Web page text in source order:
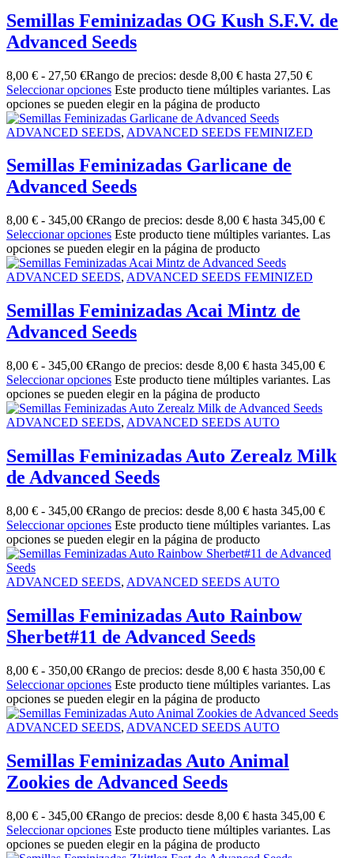
Semillas Feminizadas OG Kush S.F.V. de
Advanced Seeds
8,00 € - 27,50 €Rango de precios: desde 8,00 € hasta 27,50 €
Seleccionar opciones Este producto tiene múltiples variantes. Las
opciones se pueden elegir en la página de producto
ADVANCED SEEDS, ADVANCED SEEDS FEMINIZED
Semillas Feminizadas Garlicane de
Advanced Seeds
8,00 € - 345,00 €Rango de precios: desde 8,00 € hasta 345,00 €
Seleccionar opciones Este producto tiene múltiples variantes. Las
opciones se pueden elegir en la página de producto
ADVANCED SEEDS, ADVANCED SEEDS FEMINIZED
Semillas Feminizadas Acai Mintz de
Advanced Seeds
8,00 € - 345,00 €Rango de precios: desde 8,00 € hasta 345,00 €
Seleccionar opciones Este producto tiene múltiples variantes. Las
opciones se pueden elegir en la página de producto
ADVANCED SEEDS, ADVANCED SEEDS AUTO
Semillas Feminizadas Auto Zerealz Milk
de Advanced Seeds
8,00 € - 345,00 €Rango de precios: desde 8,00 € hasta 345,00 €
Seleccionar opciones Este producto tiene múltiples variantes. Las
opciones se pueden elegir en la página de producto
ADVANCED SEEDS, ADVANCED SEEDS AUTO
Semillas Feminizadas Auto Rainbow
Sherbet#11 de Advanced Seeds
8,00 € - 350,00 €Rango de precios: desde 8,00 € hasta 350,00 €
Seleccionar opciones Este producto tiene múltiples variantes. Las
opciones se pueden elegir en la página de producto
ADVANCED SEEDS, ADVANCED SEEDS AUTO
Semillas Feminizadas Auto Animal
Zookies de Advanced Seeds
8,00 € - 345,00 €Rango de precios: desde 8,00 € hasta 345,00 €
Seleccionar opciones Este producto tiene múltiples variantes. Las
opciones se pueden elegir en la página de producto